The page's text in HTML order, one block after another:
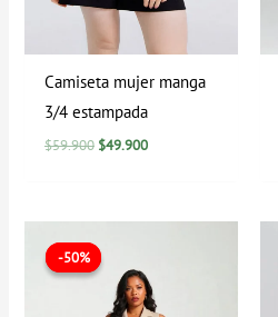
Camiseta mujer manga
3/4 estampada
$59.900 $49.900
-50%
-50%
original
era:
$199.900.$99.900.